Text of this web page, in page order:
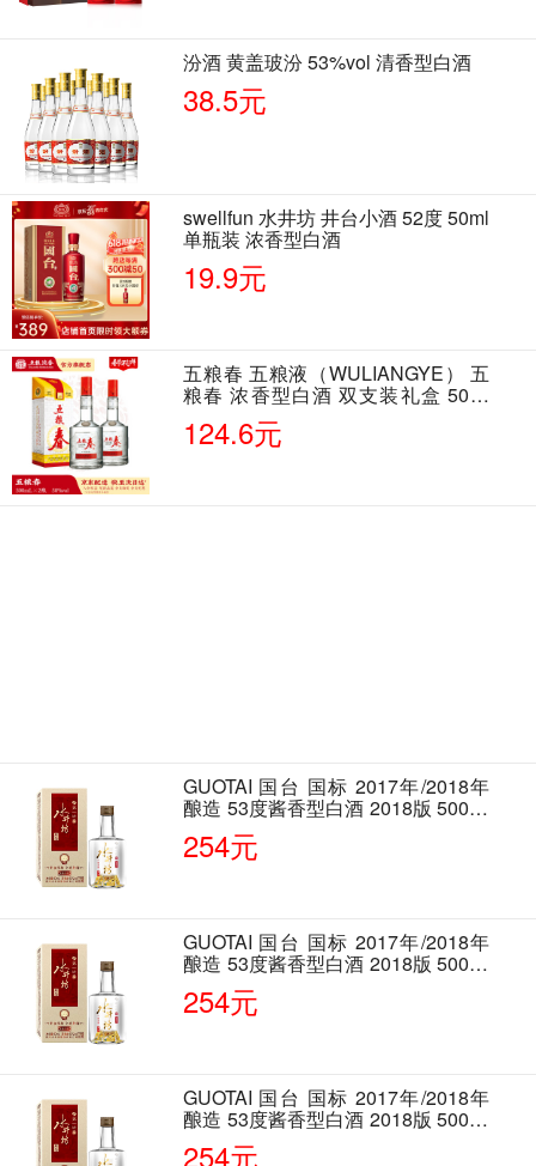
汾酒 黄盖玻汾 53%vol 清香型白酒
38.5元
swellfun 水井坊 井台小酒 52度 50ml
单瓶装 浓香型白酒
19.9元
五粮春 五粮液（WULIANGYE） 五
粮春 浓香型白酒 双支装礼盒 50度
500ml*2瓶 含酒具
124.6元
GUOTAI 国台 国标 2017年/2018年
酿造 53度酱香型白酒 2018版 500ml
单瓶装
254元
GUOTAI 国台 国标 2017年/2018年
酿造 53度酱香型白酒 2018版 500ml
单瓶装
254元
GUOTAI 国台 国标 2017年/2018年
酿造 53度酱香型白酒 2018版 500ml
单瓶装
254元